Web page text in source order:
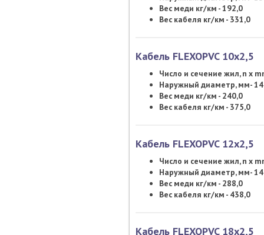
Вес меди кг/км - 192,0
Вес кабеля кг/км - 331,0
Кабель FLEXOPVC 10х2,5
Число и сечение жил, n x
Наружный диаметр, мм-
Вес меди кг/км - 240,0
Вес кабеля кг/км - 375,0
Кабель FLEXOPVC 12х2,5
Число и сечение жил, n x
Наружный диаметр, мм-
Вес меди кг/км - 288,0
Вес кабеля кг/км - 438,0
Кабель FLEXOPVC 18х2,5